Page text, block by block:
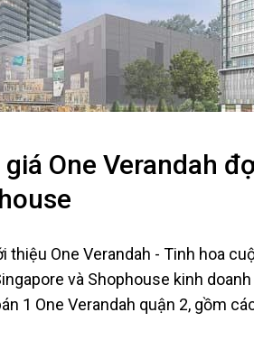
giá One Verandah
thiệu One Verandah - Tinh hoa
và Shophouse kinh
1 One Verandah quận 2, gồm